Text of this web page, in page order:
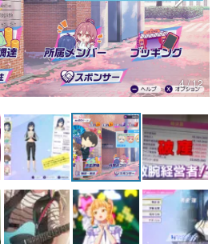
えた日本語
技」「ラスボス」… ゲームにまつわる言葉
変遷を、コンピューター文化史研究家・タ
底調査。
4 / 12